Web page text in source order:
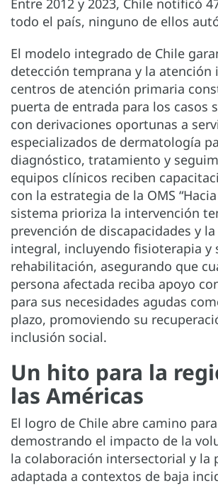
Entre 2012 y 2023, Chile notificó
todo el país, ninguno de ellos
El modelo integrado de Chile
detección temprana y la atención
centros de atención primaria
puerta de entrada para los casos
con derivaciones oportunas a
especializados de dermatología
diagnóstico, tratamiento y
equipos clínicos reciben
con la estrategia de la OMS
sistema prioriza la intervención
prevención de discapacidades y
integral, incluyendo fisioterapia y
rehabilitación, asegurando que
persona afectada reciba apoyo
para sus necesidades agudas
plazo, promoviendo su
inclusión social.
Un hito para la
las Américas
El logro de Chile abre camino
demostrando el impacto de la
la colaboración intersectorial y la
adaptada a contextos de baja